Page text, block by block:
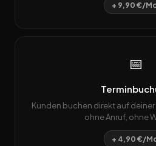
+ 9,90 €/
📅
Kunden buchen direkt auf deiner
ohne Anruf, ohne
+ 4,90 €/